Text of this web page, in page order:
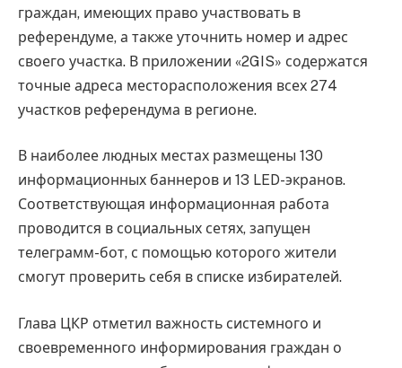
граждан, имеющих право участвовать в
референдуме, а также уточнить номер и адрес
своего участка. В приложении «2GIS» содержатся
точные адреса месторасположения всех 274
участков референдума в регионе.
В наиболее людных местах размещены 130
информационных баннеров и 13 LED-экранов.
Соответствующая информационная работа
проводится в социальных сетях, запущен
телеграмм-бот, с помощью которого жители
смогут проверить себя в списке избирателей.
Глава ЦКР отметил важность системного и
своевременного информирования граждан о